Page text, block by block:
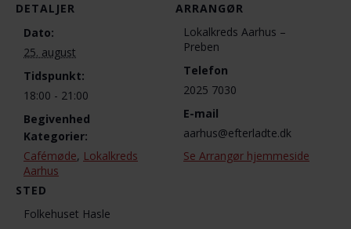
DETALJER
Dato:
25. august
Tidspunkt:
18:00 - 21:00
Begivenhed
Kategorier:
Cafémøde, Lokalkreds
Aarhus
STED
Folkehuset Hasle
ARRANGØR
Lokalkreds Aarhus –
Preben
Telefon
2025 7030
E-mail
aarhus@efterladte.dk
Se Arrangør hjemmeside